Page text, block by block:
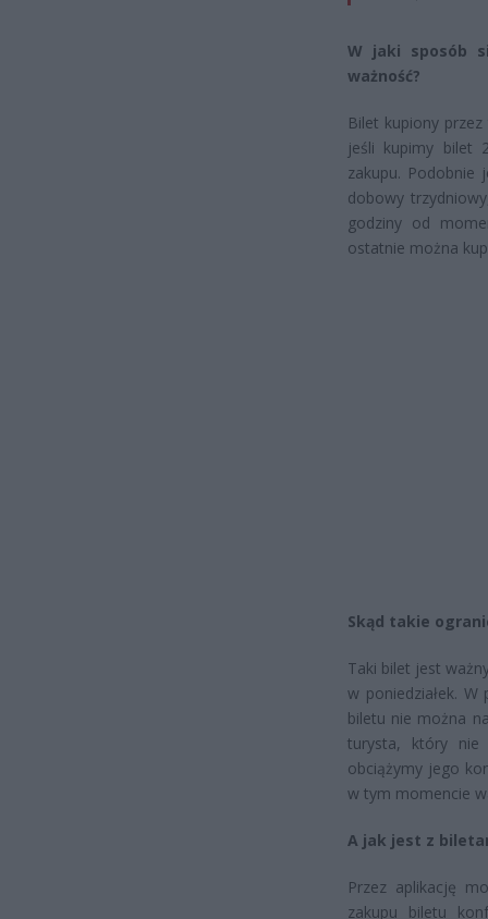
W jaki sposób
ważność?
Bilet kupiony
jeśli kupimy bilet
zakupu.
dobowy
godziny od
ostatnie można
Skąd takie
Taki bilet jest
w poniedziałek.
biletu nie można
turysta, który nie
obciążymy jego
w tym momencie
A jak jest z
Przez aplikację
zakupu biletu